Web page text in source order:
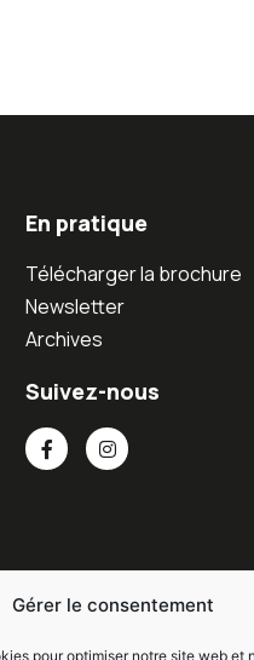
Gérer le consentement
pour optimiser notre site web et
En pratique
Télécharger la brochure
Newsletter
Archives
Suivez-nous